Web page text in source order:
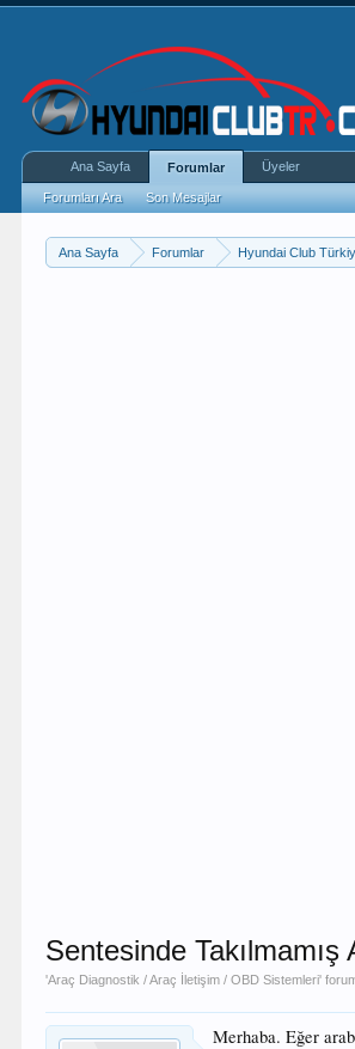
Ana Sayfa Forumlar Hyundai Club
Sentesinde Takılmamış
'Araç Diagnostik / Araç İletişim / OBD Sistemleri'
Merhaba. Eğer
Ana Sayfa Forumlar
Forumları Ara Son Mesajlar
Üyeler